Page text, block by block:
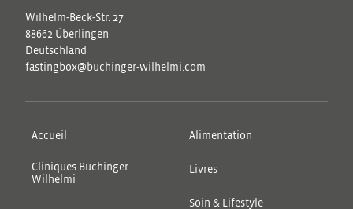
Wilhelm-Beck-Str. 27
88662 Überlingen
Deutschland
fastingbox@buchinger-wilhelmi.com
Accueil
Cliniques Buchinger
Wilhelmi
Alimentation
Livres
Soin & Lifestyle